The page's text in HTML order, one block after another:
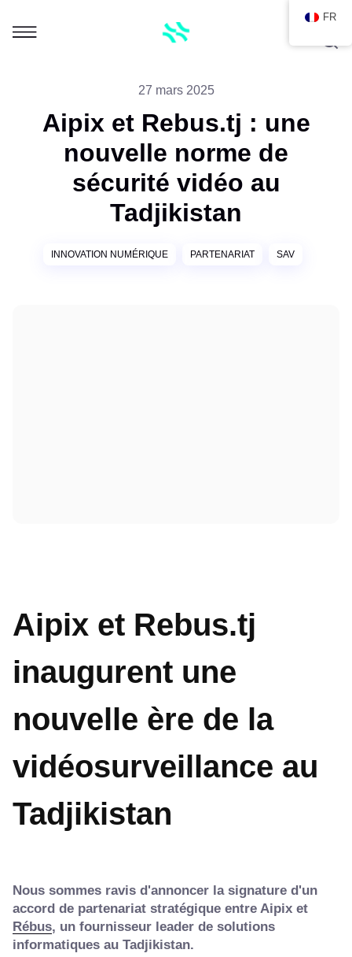
27 mars 2025
Aipix et Rebus.tj : une
nouvelle norme de
sécurité vidéo au
Tadjikistan
INNOVATION NUMÉRIQUE PARTENARIAT SAV
Aipix et Rebus.tj
inaugurent une
nouvelle ère de la
vidéosurveillance au
Tadjikistan
Nous sommes ravis d'annoncer la signature d'un
accord de partenariat stratégique entre Aipix et
Rébus, un fournisseur leader de solutions
informatiques au Tadjikistan.
FR